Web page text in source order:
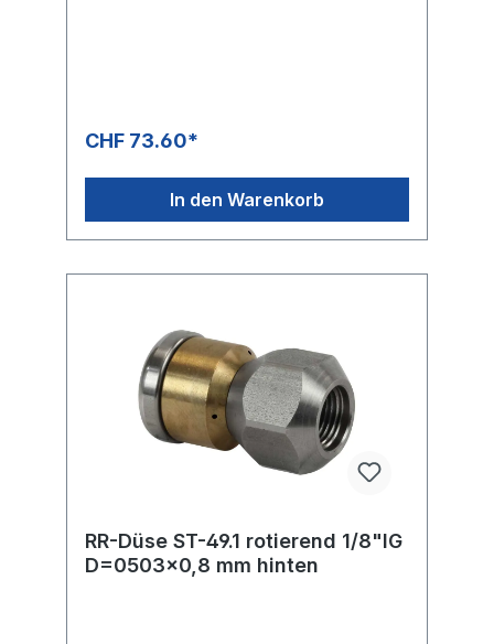
CHF 73.60*
In den Warenkorb
RR-Düse ST-49.1 rotierend 1/8"IG
D=0503x0,8 mm hinten